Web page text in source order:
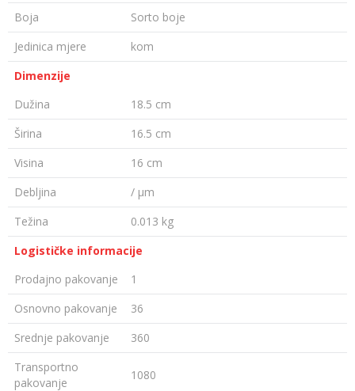
Boja
Sorto boje
Jedinica mjere
kom
Dimenzije
Dužina
18.5 cm
Širina
16.5 cm
Visina
16 cm
Debljina
/ µm
Težina
0.013 kg
Logističke informacije
Prodajno pakovanje
1
Osnovno pakovanje
36
Srednje pakovanje
360
Transportno
pakovanje
1080